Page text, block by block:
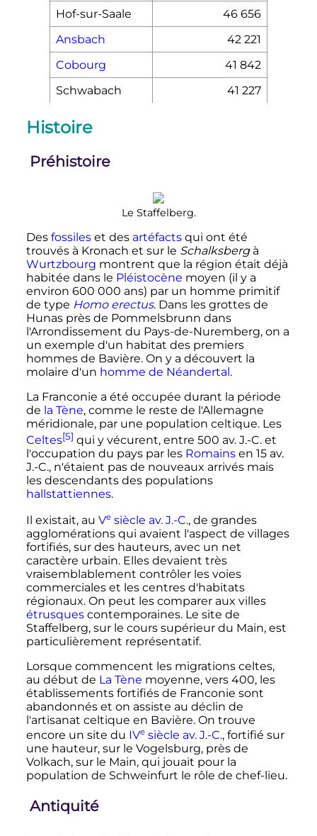
Hof-sur-Saale
46 656
Ansbach
42 221
Cobourg
41 842
Schwabach
41 227
Histoire
Préhistoire
Le Staffelberg.
Des fossileset des artéfactsqui ont été
trouvés à Kronach et sur le Schalksbergà
Wurtzbourg montrent que la région était déjà
habitée dans le Pléistocène moyen (il y a
environ 600 000 ans) par un homme primitif
de type Homo erectus. Dans les grottes de
Hunas près de Pommelsbrunn dans
l'Arrondissement du Pays-de-Nuremberg, on a
un exemple d'un habitat des premiers
hommes de Bavière. On y a découvert la
molaire d'un homme de Néandertal.
La Franconie a été occupée durant la période
de la Tène, comme le reste de l'Allemagne
méridionale, par une population celtique. Les
Celtes[5] qui y vécurent, entre 500 av. J.-C. et
l'occupation du pays par les Romainsen 15 av.
J.-C., n'étaient pas de nouveaux arrivés mais
les descendants des populations
hallstattiennes.
Il existait, au Vesiècle av. J.-C., de grandes
agglomérations qui avaient l'aspect de villages
fortifiés, sur des hauteurs, avec un net
caractère urbain. Elles devaient très
vraisemblablement contrôler les voies
commerciales et les centres d'habitats
régionaux. On peut les comparer aux villes
étrusquescontemporaines. Le site de
Staffelberg, sur le cours supérieur du Main, est
particulièrement représentatif.
Lorsque commencent les migrations celtes,
au début de La Tène moyenne, vers 400, les
établissements fortifiés de Franconie sont
abandonnés et on assiste au déclin de
l'artisanat celtique en Bavière. On trouve
encore un site du IVesiècle av. J.-C., fortifié sur
une hauteur, sur le Vogelsburg, près de
Volkach, sur le Main, qui jouait pour la
population de Schweinfurt le rôle de chef-lieu.
Antiquité